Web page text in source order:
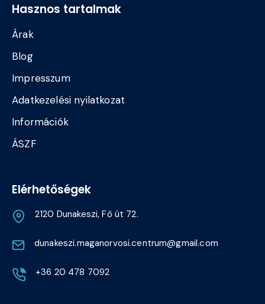
Hasznos tartalmak
Árak
Blog
Impresszum
Adatkezelési nyilatkozat
Információk
ÁSZF
Elérhetőségek
2120 Dunakeszi, Fő út 72.
dunakeszi.maganorvosi.centrum@gmail.com
+36 20 478 7092